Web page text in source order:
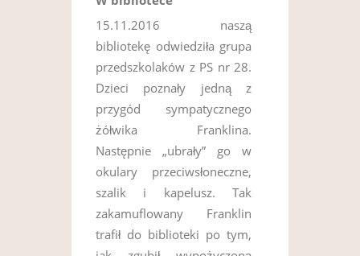
15.11.2016 naszą
bibliotekę odwiedziła grupa
przedszkolaków z PS nr 28.
Dzieci poznały jedną z
przygód sympatycznego
żółwika Franklina.
Następnie „ubrały” go w
okulary przeciwsłoneczne,
szalik i kapelusz. Tak
zakamuflowany Franklin
trafił do biblioteki po tym,